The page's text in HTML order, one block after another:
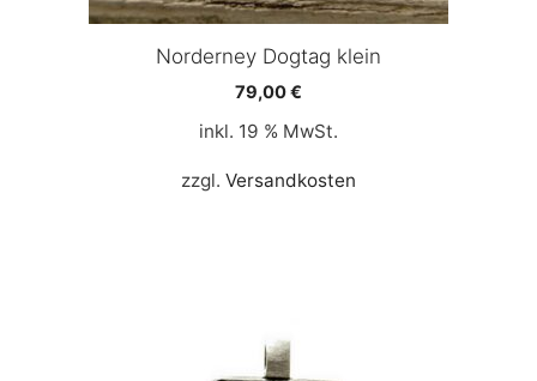
Norderney Dogtag klein
79,00€
inkl. 19 % MwSt.
zzgl. Versandkosten